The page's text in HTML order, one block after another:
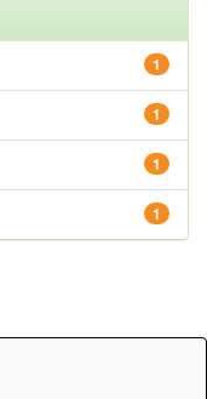
1
1
1
1